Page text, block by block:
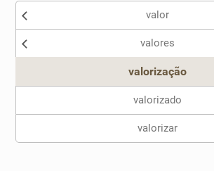
Nenhum dos sinônimos apresentados me
valor
valores
valorização
valorizado
valorizar